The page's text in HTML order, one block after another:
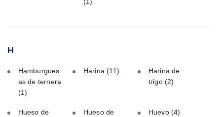
H
Hamburgues
as de ternera
(1)
Harina(11)
Harina de
trigo(2)
Hueso de
Hueso de
Huevo(4)